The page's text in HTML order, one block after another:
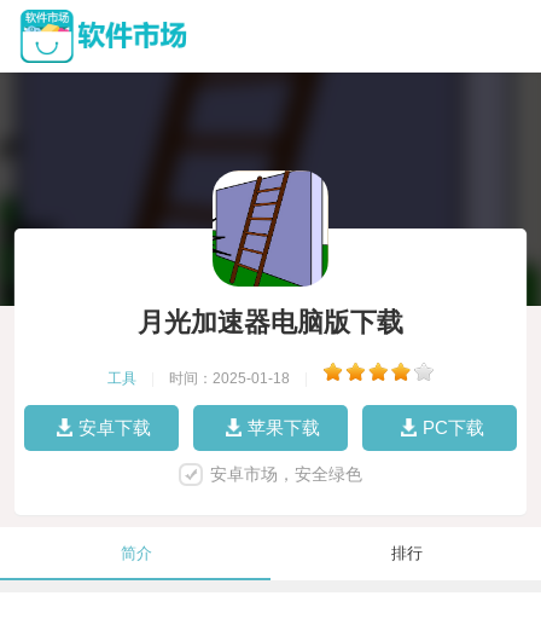
月光加速器电脑版下载
工具 时间：2025-01-18
安卓下载 苹果下载 PC下载
安卓市场，安全绿色
简介 排行